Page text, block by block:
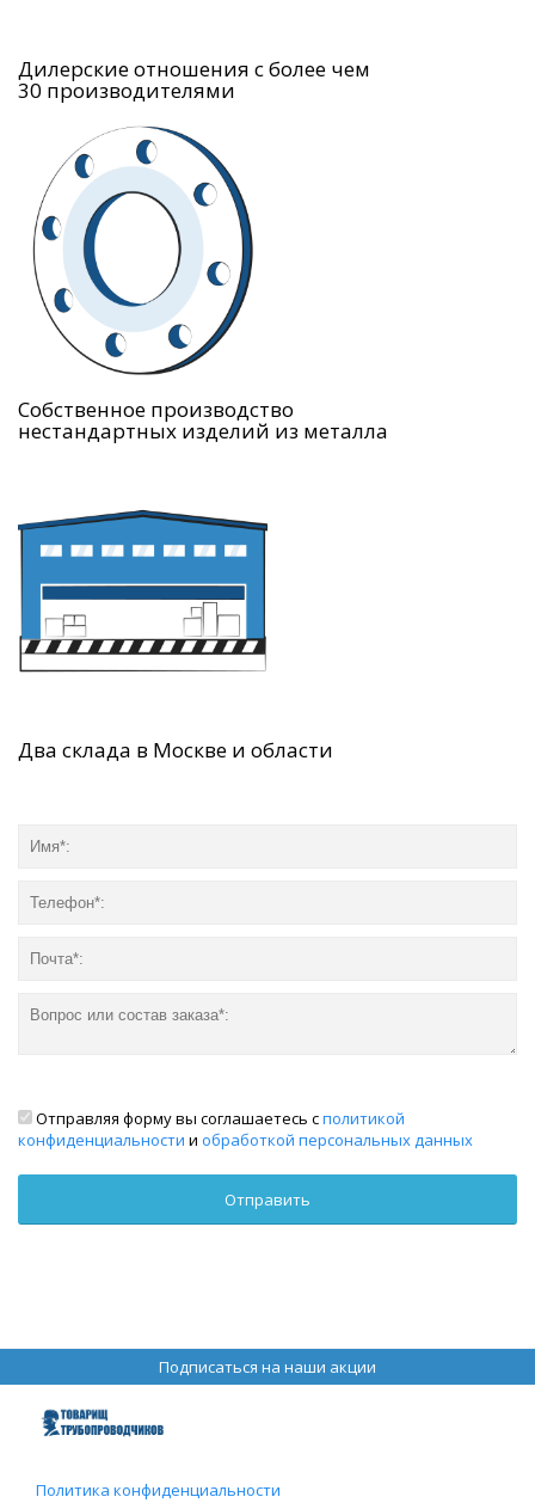
Дилерские отношения с более чем
30 производителями
Собственное производство
нестандартных изделий из металла
Два склада в Москве и области
Отправляя форму вы соглашаетесь сполитикой
конфиденциальности и обработкой персональных данных
Подписаться на наши акции
Политика конфиденциальности